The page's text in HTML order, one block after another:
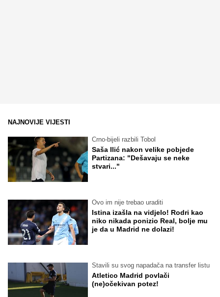
NAJNOVIJE VIJESTI
Crno-bijeli razbili Tobol
Saša Ilić nakon velike pobjede
Partizana: "Dešavaju se neke
stvari..."
Ovo im nije trebao uraditi
Istina izašla na vidjelo! Rodri kao
niko nikada ponizio Real, bolje mu
je da u Madrid ne dolazi!
Stavili su svog napadača na transfer listu
Atletico Madrid povlači
(ne)očekivan potez!